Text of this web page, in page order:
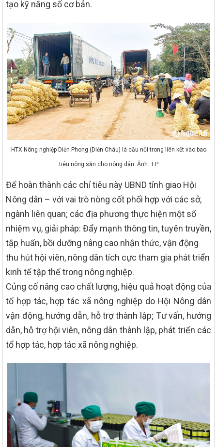
tạo kỹ năng số cơ bản.
HTX Nông nghiệp Diễn Phong (Diễn Châu) là cầu nối trong liên kết vào bao
tiêu nông sản cho nông dân. Ảnh: T.P
Để hoàn thành các chỉ tiêu này UBND tỉnh giao Hội
Nông dân – với vai trò nòng cốt phối hợp với các sở,
ngành liên quan; các địa phương thực hiện một số
nhiệm vụ, giải pháp: Đẩy mạnh thông tin, tuyên truyền,
tập huấn, bồi dưỡng nâng cao nhận thức, vận động
thu hút hội viên, nông dân tích cực tham gia phát triển
kinh tế tập thể trong nông nghiệp.
Củng cố nâng cao chất lượng, hiệu quả hoạt động của
tổ hợp tác, hợp tác xã nông nghiệp do Hội Nông dân
vận động, hướng dẫn, hỗ trợ thành lập; Tư vấn, hướng
dẫn, hỗ trợ hội viên, nông dân thành lập, phát triển các
tổ hợp tác, hợp tác xã nông nghiệp.